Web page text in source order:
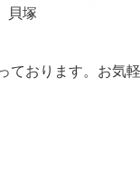
貝塚
おります。お気軽